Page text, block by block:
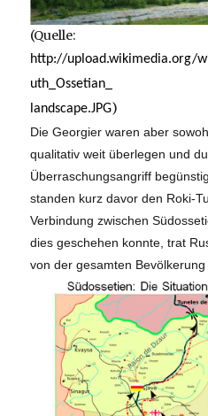
(Quelle:
http://upload.wikimedia.org/
uth_Ossetian_
landscape.JPG)
Die Georgier waren aber
qualitativ weit überlegen und
Überraschungsangriff
standen kurz davor den Roki-
Verbindung zwischen
dies geschehen konnte, trat
von der gesamten